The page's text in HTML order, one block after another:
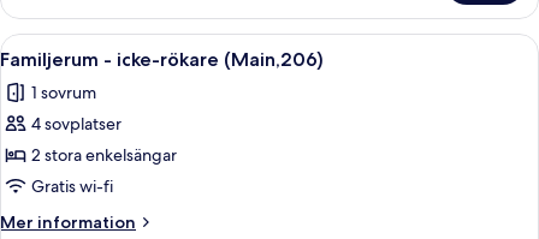
-
icke-
rökare
(Main,205)
Öppna
alla
foton
för
Familjerum
-
icke-
Ett sovrum med en säng, ett
28
Familjerum - icke-rökare (Main,206)
1 sovrum
4 sovplatser
2 stora enkelsängar
Gratis wi-fi
Mer information
Mer